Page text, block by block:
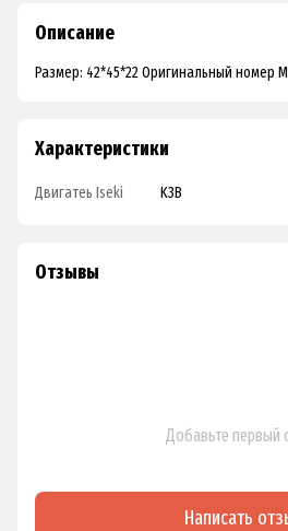
Описание
Размер: 42*45*22 Оригинальный номер
Характеристики
Двигатеь Iseki K3B
Отзывы
Добавьте первый
Написать